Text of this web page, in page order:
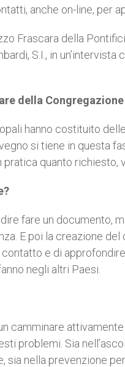
anche on-line, per
Frascara della
S.I., in
della
hanno costituito
si tiene in questa
quanto richiesto,
fare un documento,
E poi la creazione
e di
negli altri Paesi.
camminare
problemi. Sia
sia nella prevenzione